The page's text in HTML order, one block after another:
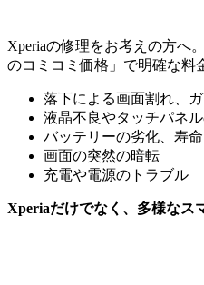
Xperiaの修理をお考えの方へ
のコミコミ価格」で明確な料
落下による画面割れ、
液晶不良やタッチパネ
バッテリーの劣化、寿
画面の突然の暗転
充電や電源のトラブル
Xperiaだけでなく、多様なス